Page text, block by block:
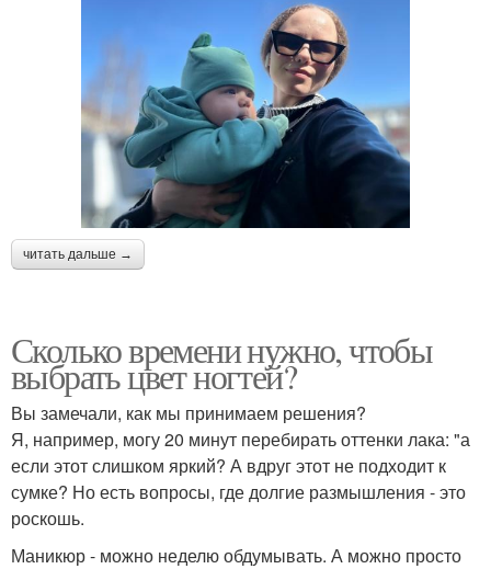
читать дальше →
Сколько времени нужно, чтобы
выбрать цвет ногтей?
Вы замечали, как мы принимаем решения?
Я, например, могу 20 минут перебирать оттенки лака: "а
если этот слишком яркий? А вдруг этот не подходит к
сумке? Но есть вопросы, где долгие размышления - это
роскошь.
Маникюр - можно неделю обдумывать. А можно просто